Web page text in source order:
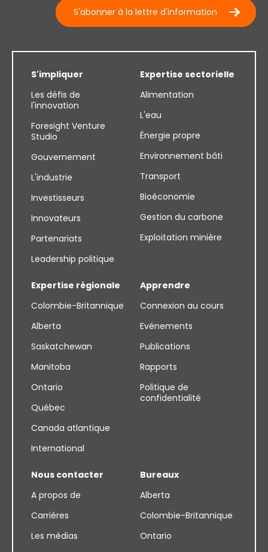
S'abonner à la lettre d'information
S'impliquer
Les défis de
l'innovation
Foresight Venture
Studio
Gouvernement
L'industrie
Investisseurs
Innovateurs
Partenariats
Leadership politique
Expertise sectorielle
Alimentation
L'eau
Énergie propre
Environnement bâti
Transport
Bioéconomie
Gestion du carbone
Exploitation minière
Expertise régionale
Colombie-Britannique
Alberta
Saskatchewan
Manitoba
Ontario
Québec
Canada atlantique
International
Apprendre
Connexion au cours
Evénements
Publications
Rapports
Politique de
confidentialité
Nous contacter
A propos de
Carrières
Les médias
Bureaux
Alberta
Colombie-Britannique
Ontario